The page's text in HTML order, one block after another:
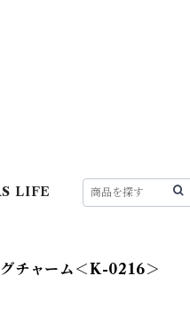
LIFE
チャーム＜K-0216＞